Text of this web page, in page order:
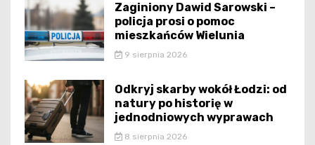
Zaginiony Dawid Sarowski –
policja prosi o pomoc
mieszkańców Wielunia
9 sierpnia 2026
Odkryj skarby wokół Łodzi: od
natury po historię w
jednodniowych wyprawach
8 sierpnia 2026